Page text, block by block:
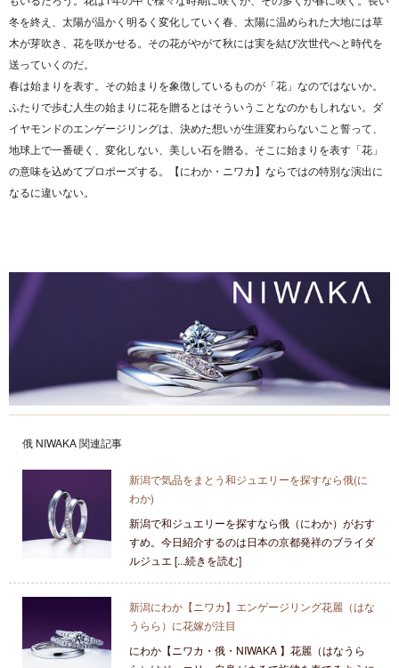
冬を終え、太陽が温かく明るく変化していく春、太陽に温められた大地には草
木が芽吹き、花を咲かせる。その花がやがて秋には実を結び次世代へと時代を
送っていくのだ。
春は始まりを表す。その始まりを象徴しているものが「花」なのではないか。
ふたりで歩む人生の始まりに花を贈るとはそういうことなのかもしれない。ダ
イヤモンドのエンゲージリングは、決めた想いが生涯変わらないこと誓って、
地球上で一番硬く、変化しない、美しい石を贈る。そこに始まりを表す「花」
の意味を込めてプロポーズする。【にわか・ニワカ】ならではの特別な演出に
なるに違いない。
俄 NIWAKA 関連記事
新潟で気品をまとう和ジュエリーを探すなら俄(に
わか)
新潟で和ジュエリーを探すなら俄（にわか）がおす
すめ。今日紹介するのは日本の京都発祥のブライダ
ルジュエ [...続きを読む]
新潟にわか【ニワカ】エンゲージリング花麗（はな
うらら）に花嫁が注目
にわか【ニワカ・俄・NIWAKA 】花麗（はなうら